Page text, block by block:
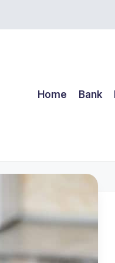
Home Bank